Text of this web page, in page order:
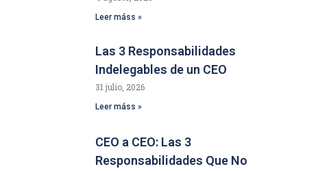
Leer máss »
Las 3 Responsabilidades
Indelegables de un CEO
31 julio, 2026
Leer máss »
CEO a CEO: Las 3
Responsabilidades Que No